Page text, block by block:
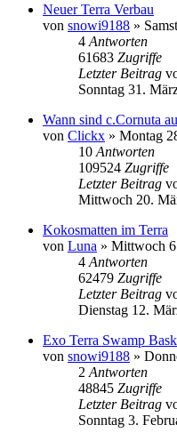
Neuer Terra Verbau
von snowi9188 »
4 Antworten
61683 Zugriffe
Letzter Beitrag
Sonntag 31.
Wann sind c.Cornuta
von Clickx » Montag
10 Antworten
109524 Zugriffe
Letzter Beitrag
Mittwoch 20.
Kokosmatten im Terra
von Luna » Mittwoch
4 Antworten
62479 Zugriffe
Letzter Beitrag
Dienstag 12.
Exo Terra Swamp
von snowi9188 »
2 Antworten
48845 Zugriffe
Letzter Beitrag
Sonntag 3.